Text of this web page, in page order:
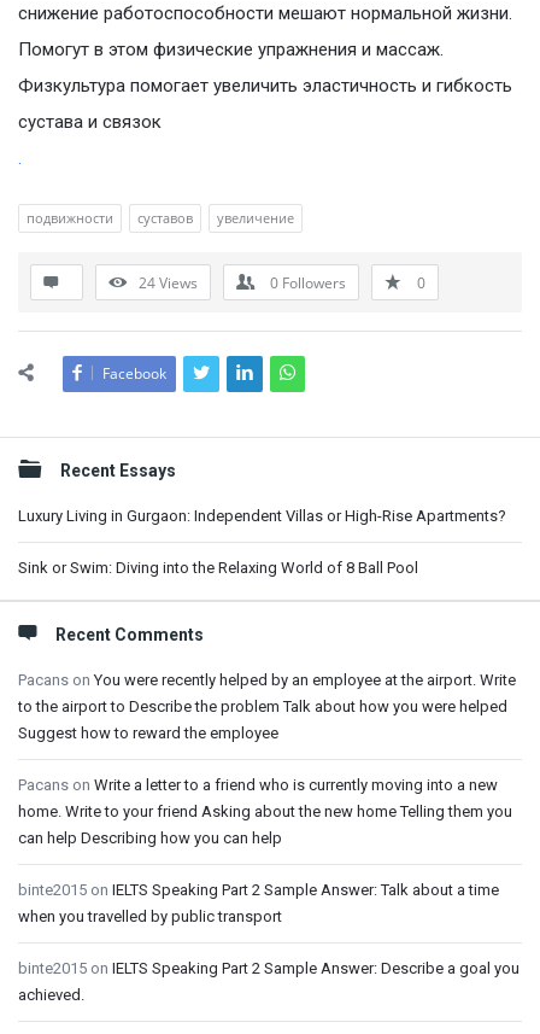
снижение работоспособности мешают нормальной жизни.
Помогут в этом физические упражнения и массаж.
Физкультура помогает увеличить эластичность и гибкость
сустава и связок
.
подвижности суставов увеличение
24Views 0 Followers 0
Facebook
Sidebar
Recent Essays
Luxury Living in Gurgaon: Independent Villas or High-Rise Apartments?
Sink or Swim: Diving into the Relaxing World of 8 Ball Pool
Recent Comments
Pacans onYou were recently helped by an employee at the airport. Write
to the airport to Describe the problem Talk about how you were helped
Suggest how to reward the employee
Pacans on Write a letter to a friend who is currently moving into a new
home. Write to your friend Asking about the new home Telling them you
can help Describing how you can help
binte2015 on IELTS Speaking Part 2 Sample Answer: Talk about a time
when you travelled by public transport
binte2015 on IELTS Speaking Part 2 Sample Answer: Describe a goal you
achieved.